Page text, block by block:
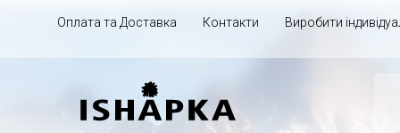
Оплата та Доставка Контакти Виробити